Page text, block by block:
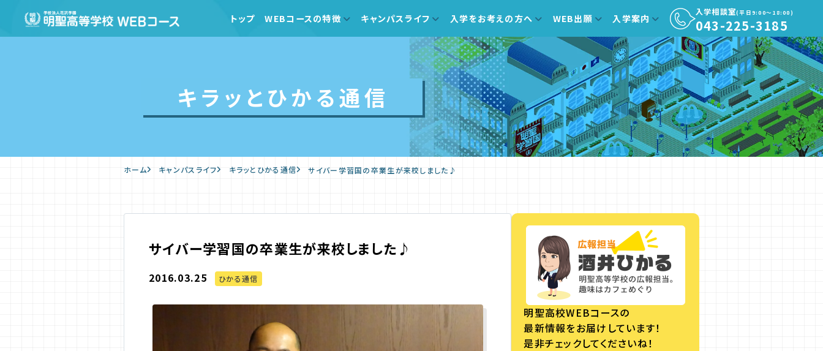
トップ WEBコースの特徴 キャンパスライフ 入学をお考えの方へ WEB出願 入学案内
入学相談室(平日9:00〜18:00)
043-225-3185
キラッとひかる通信
ホーム キャンパスライフ キラッとひかる通信 サイバー学習国の卒業生が来校しました♪
サイバー学習国の卒業生が来校しました♪
2016.03.25 ひかる通信
明聖高校WEBコースの
最新情報をお届けしています！
是非チェックしてくださいね！